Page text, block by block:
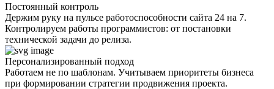
Постоянный контроль
Держим руку на пульсе работоспособности сайта 24 на 7.
Контролируем работы программистов: от постановки
технической задачи до релиза.
Персонализированный подход
Работаем не по шаблонам. Учитываем приоритеты бизнеса
при формировании стратегии продвижения проекта.